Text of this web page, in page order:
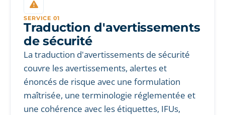
SERVICE 01
Traduction d'avertissements
de sécurité
La traduction d'avertissements de sécurité
couvre les avertissements, alertes et
énoncés de risque avec une formulation
maîtrisée, une terminologie réglementée et
une cohérence avec les étiquettes, IFUs,